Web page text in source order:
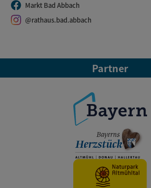
Markt Bad Abbach
@rathaus.bad.abbach
Partner